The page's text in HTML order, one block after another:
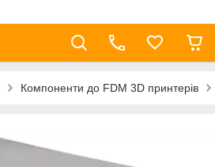
Компоненти до FDM 3D принтерів